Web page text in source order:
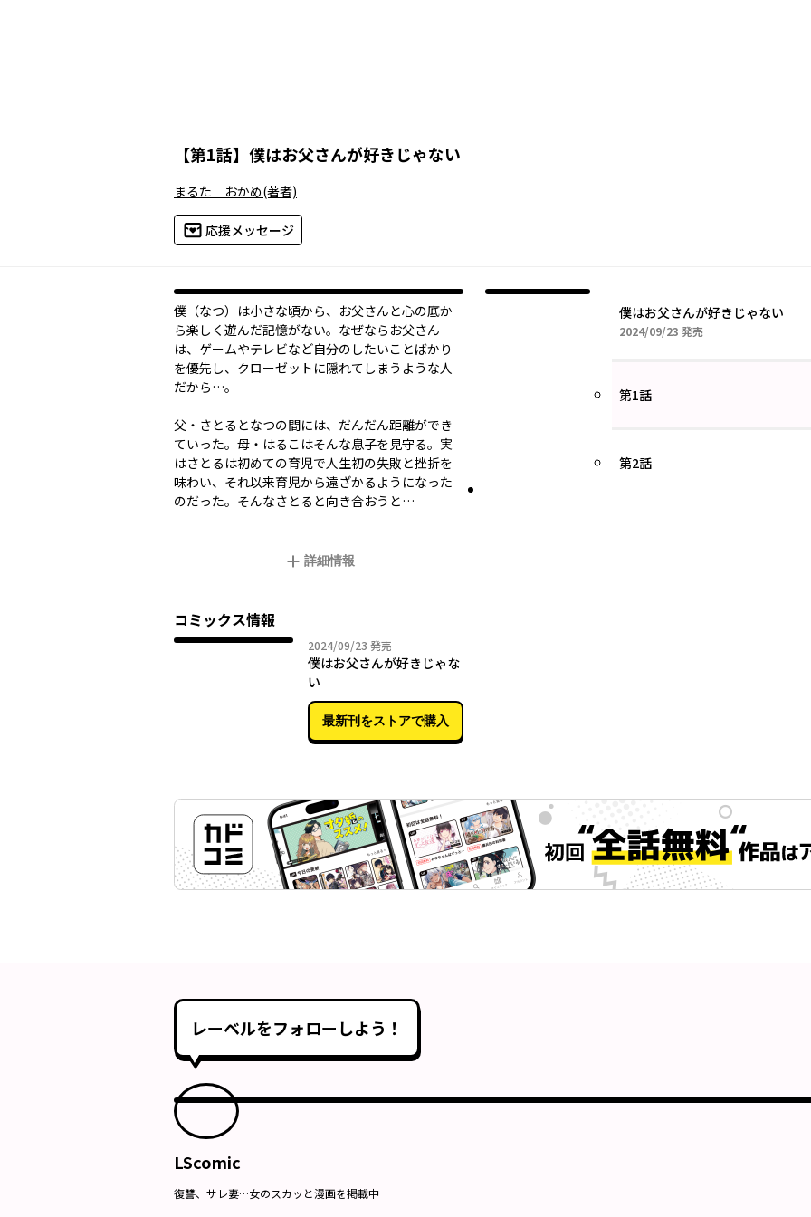
【第1話】 僕はお父さんが好きじゃない
まるた おかめ(著者)
応援メッセージ
僕（なつ）は小さな頃から、お父さんと心の底か
ら楽しく遊んだ記憶がない。なぜならお父さん
は、ゲームやテレビなど自分のしたいことばかり
を優先し、クローゼットに隠れてしまうような人
だから…。
父・さとるとなつの間には、だんだん距離ができ
ていった。母・はるこはそんな息子を見守る。実
はさとるは初めての育児で人生初の失敗と挫折を
味わい、それ以来育児から遠ざかるようになった
のだった。そんなさとると向き合おうと…
詳細情報
コミックス情報
2024/09/23 2024年09月23日
発売
僕はお父さんが好きじゃな
い
最新刊をストアで購入
僕はお父さんが好きじゃない
2024/09/23 2024年09月23日
発売
第1話
第2話
レーベルをフォローしよう！
LScomic
復讐、サレ妻…女のスカッと漫画を掲載中